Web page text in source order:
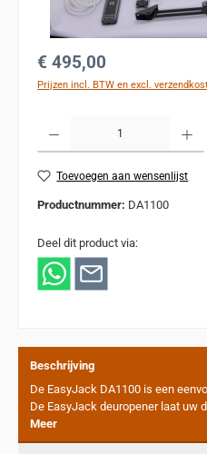
Normale prijs:
€ 495,00
Prijzen incl. BTW en excl.
Toevoegen aan wensenlijst
Productnummer: DA1100
Deel dit product via:
Beschrijving
De EasyJack DA1100 is een
De EasyJack deuropener laat uw
Meer